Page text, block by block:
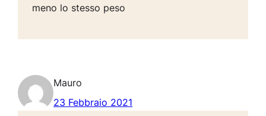
meno lo stesso peso
Mauro
23 Febbraio 2021